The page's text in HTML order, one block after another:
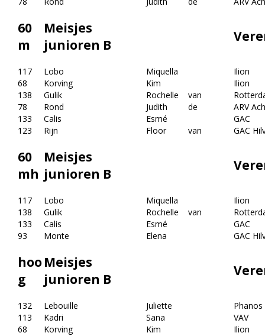
60
m
Meisjes
junioren B
117 Lobo Miquella
Ilion
68
Korving Kim
Ilion
138
Gulik Rochelle van
78
Rond Judith de
ARV
133
Calis Esmé
GAC
123
Rijn Floor van GAC
60
mh
Meisjes
junioren B
117 Lobo Miquella
Ilion
138
Gulik Rochelle van
133
Calis Esmé
GAC
93
Monte Elena GAC
hoo
g
Meisjes
junioren B
132 Lebouille Juliette
Phanos
113
Kadri Sana
VAV
68
Korving Kim Ilion